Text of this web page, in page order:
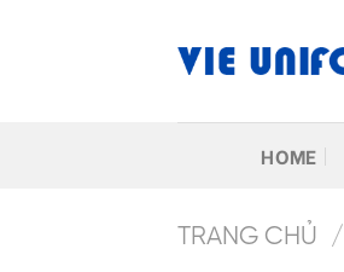
HOME
TRANG CHỦ /